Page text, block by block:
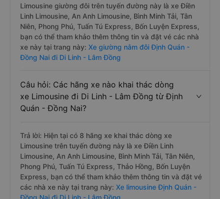
Limousine giường đôi trên tuyến đường này là xe Điền
Linh Limousine, An Anh Limousine, Bình Minh Tải, Tân
Niên, Phong Phú, Tuấn Tú Express, Bốn Luyện Express,
bạn có thể tham khảo thêm thông tin và đặt vé các nhà
xe này tại trang này: Xe giường nằm đôi Định Quán -
Đồng Nai đi Di Linh - Lâm Đồng
Câu hỏi: Các hãng xe nào khai thác dòng
xe Limousine đi Di Linh - Lâm Đồng từ Định
Quán - Đồng Nai?
Trả lời: Hiện tại có 8 hãng xe khai thác dòng xe
Limousine trên tuyến đường này là xe Điền Linh
Limousine, An Anh Limousine, Bình Minh Tải, Tân Niên,
Phong Phú, Tuấn Tú Express, Thảo Hồng, Bốn Luyện
Express, bạn có thể tham khảo thêm thông tin và đặt vé
các nhà xe này tại trang này: Xe limousine Định Quán -
Đồng Nai đi Di Linh - Lâm Đồng